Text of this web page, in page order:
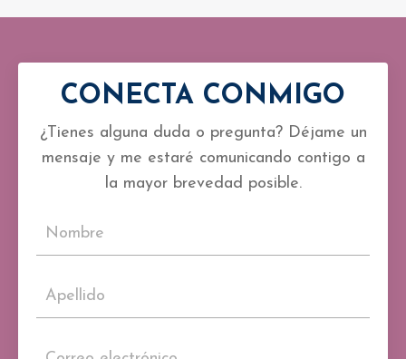
CONECTA CONMIGO
¿Tienes alguna duda o pregunta? Déjame un
mensaje y me estaré comunicando contigo a
la mayor brevedad posible.